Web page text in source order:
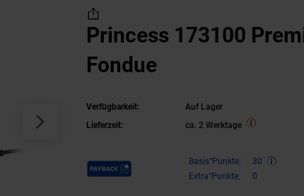
Princess 173100
Fondue
Verfügbarkeit:
Auf Lager
Lieferzeit:
ca. 2 Werktage
Payback Punkte Basis°Punkte:
30
Extra°Punkte:
0